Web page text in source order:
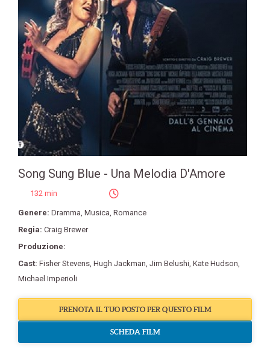
Song Sung Blue - Una Melodia D'Amore
132 min
Genere: Dramma, Musica, Romance
Regia: Craig Brewer
Produzione:
Cast: Fisher Stevens, Hugh Jackman, Jim Belushi, Kate Hudson,
Michael Imperioli
PRENOTA IL TUO POSTO PER QUESTO FILM
SCHEDA FILM